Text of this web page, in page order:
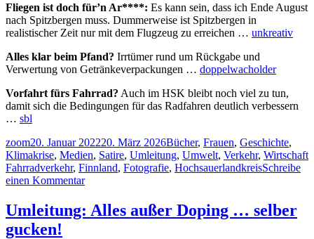
Fliegen ist doch für’n Ar****: Es kann sein, dass ich Ende August
nach Spitzbergen muss. Dummerweise ist Spitzbergen in
realistischer Zeit nur mit dem Flugzeug zu erreichen … unkreativ
Alles klar beim Pfand? Irrtümer rund um Rückgabe und
Verwertung von Getränkeverpackungen … doppelwacholder
Vorfahrt fürs Fahrrad? Auch im HSK bleibt noch viel zu tun,
damit sich die Bedingungen für das Radfahren deutlich verbessern
… sbl
Autor
zoomVeröffentlicht
am
20. Januar 202220. März 2026Kategorien
Bücher, Frauen, Geschichte,
Klimakrise, Medien, Satire, Umleitung, Umwelt, Verkehr, Wirtschaft
Fahrradverkehr, Finnland, Fotografie, HochsauerlandkreisSchreibe
einen Kommentarzu
Wo
kommen
Umleitung: Alles außer Doping … selber
gucken!